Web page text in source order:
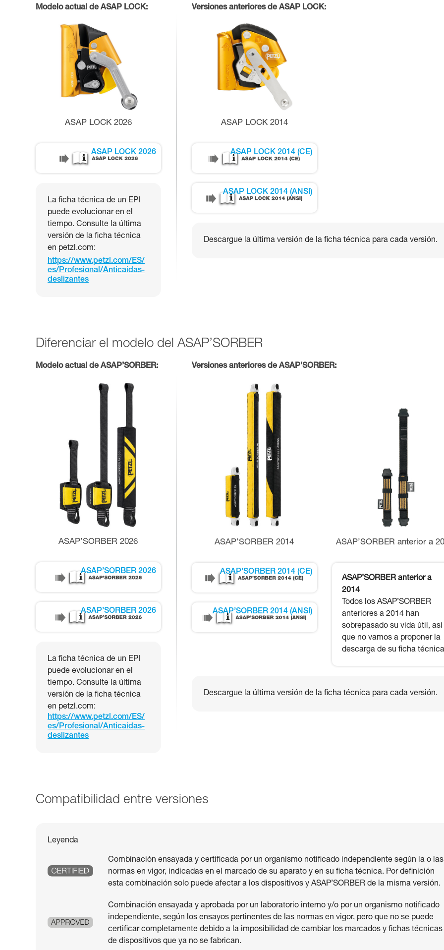
Modelo actual de ASAP LOCK:
ASAP LOCK 2026
ASAP LOCK 2026
La ficha técnica de un EPI
puede evolucionar en el
tiempo. Consulte la última
versión de la ficha técnica
en petzl.com:
https://www.petzl.com/ES/
es/Profesional/Anticaidas-
deslizantes
Versiones anteriores de ASAP LOCK:
ASAP LOCK 2014
ASAP LOCK 2014 (CE)
ASAP LOCK 2014 (ANSI)
Descargue la última versión de la ficha técnica para cada versión.
Diferenciar el modelo del ASAP’SORBER
Modelo actual de ASAP’SORBER:
ASAP’SORBER 2026
ASAP’SORBER 2026
ASAP’SORBER 2026
La ficha técnica de un EPI
puede evolucionar en el
tiempo. Consulte la última
versión de la ficha técnica
en petzl.com:
https://www.petzl.com/ES/
es/Profesional/Anticaidas-
deslizantes
Versiones anteriores de ASAP’SORBER:
ASAP’SORBER 2014
ASAP’SORBER 2014 (CE)
ASAP’SORBER 2014 (ANSI)
ASAP’SORBER anterior a
ASAP’SORBER anterior a
2014
Todos los ASAP’SORBER
anteriores a 2014 han
sobrepasado su vida útil, así
que no vamos a proponer la
descarga de su ficha
Descargue la última versión de la ficha técnica para cada versión.
Compatibilidad entre versiones
Leyenda
Combinación ensayada y certificada por un organismo notificado independiente según la o las
normas en vigor, indicadas en el marcado de su aparato y en su ficha técnica. Por definición
esta combinación solo puede afectar a los dispositivos y ASAP’SORBER de la misma versión.
Combinación ensayada y aprobada por un laboratorio interno y/o por un organismo notificado
independiente, según los ensayos pertinentes de las normas en vigor, pero que no se puede
certificar completamente debido a la imposibilidad de cambiar los marcados y fichas técnicas
de dispositivos que ya no se fabrican.